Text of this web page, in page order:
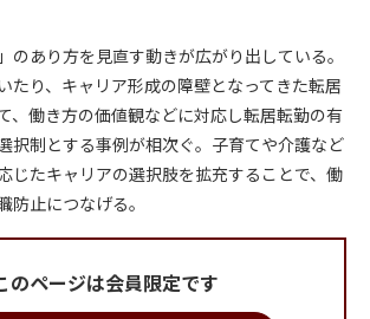
あり方を見直す動きが広がり出している。
たり、キャリア形成の障壁となってきた転居
、働き方の価値観などに対応し転居転勤の有
択制とする事例が相次ぐ。子育てや介護など
じたキャリアの選択肢を拡充することで、働
防止につなげる。
のページは会員限定です